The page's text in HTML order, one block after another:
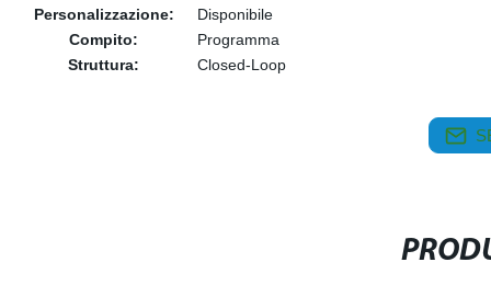
Personalizzazione:
Disponibile
Compito:
Programma
Struttura:
Closed-Loop